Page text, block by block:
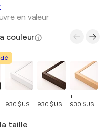
en valeur
couleur
+
930 $US
+
930 $US
+
930 $US
taille